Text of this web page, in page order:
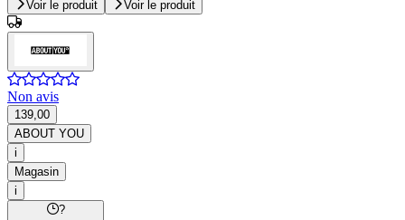
Voir le produit Voir le produit
Non avis
139,00
ABOUT YOU
i
Magasin
i
?